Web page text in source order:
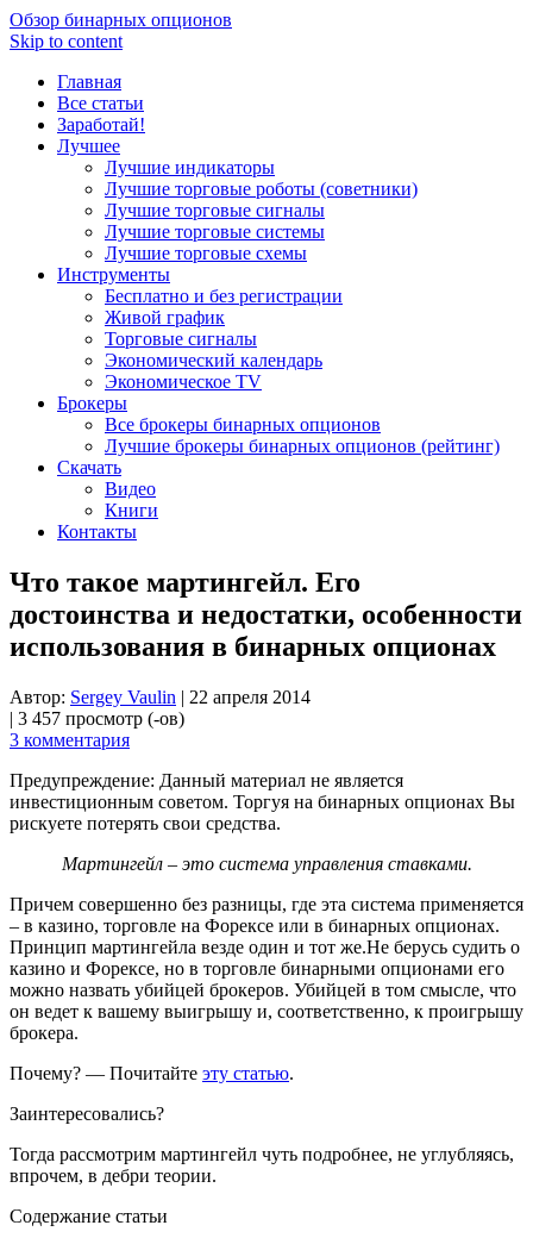
Обзор бинарных опционов
Skip to content
Главная
Все статьи
Заработай!
Лучшее
Лучшие индикаторы
Лучшие торговые роботы (советники)
Лучшие торговые сигналы
Лучшие торговые системы
Лучшие торговые схемы
Инструменты
Бесплатно и без регистрации
Живой график
Торговые сигналы
Экономический календарь
Экономическое TV
Брокеры
Все брокеры бинарных опционов
Лучшие брокеры бинарных опционов (рейтинг)
Скачать
Видео
Книги
Контакты
Что такое мартингейл. Его
достоинства и недостатки, особенности
использования в бинарных опционах
Автор: Sergey Vaulin | 22 апреля 2014
| 3 457 просмотр (-ов)
3 комментария
Предупреждение: Данный материал не является
инвестиционным советом. Торгуя на бинарных опционах Вы
рискуете потерять свои средства.
Мартингейл – это система управления ставками.
Причем совершенно без разницы, где эта система применяется
– в казино, торговле на Форексе или в бинарных опционах.
Принцип мартингейла везде один и тот же.Не берусь судить о
казино и Форексе, но в торговле бинарными опционами его
можно назвать убийцей брокеров. Убийцей в том смысле, что
он ведет к вашему выигрышу и, соответственно, к проигрышу
брокера.
Почему? — Почитайте эту статью.
Заинтересовались?
Тогда рассмотрим мартингейл чуть подробнее, не углубляясь,
впрочем, в дебри теории.
Содержание статьи